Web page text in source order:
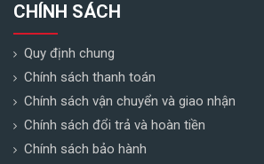
CHÍNH SÁCH
Quy định chung
Chính sách thanh toán
Chính sách vận chuyển và giao nhận
Chính sách đổi trả và hoàn tiền
Chính sách bảo hành